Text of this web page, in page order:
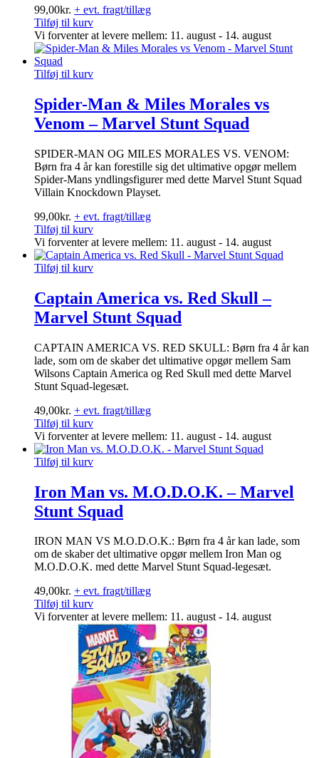
99,00kr. + evt. fragt/tillæg
Tilføj til kurv
Vi forventer at levere mellem: 11. august - 14. august
Tilføj til kurv
Spider-Man & Miles Morales vs
Venom – Marvel Stunt Squad
SPIDER-MAN OG MILES MORALES VS. VENOM:
Børn fra 4 år kan forestille sig det ultimative opgør mellem
Spider-Mans yndlingsfigurer med dette Marvel Stunt Squad
Villain Knockdown Playset.
99,00kr. + evt. fragt/tillæg
Tilføj til kurv
Vi forventer at levere mellem: 11. august - 14. august
Tilføj til kurv
Captain America vs. Red Skull –
Marvel Stunt Squad
CAPTAIN AMERICA VS. RED SKULL: Børn fra 4 år kan
lade, som om de skaber det ultimative opgør mellem Sam
Wilsons Captain America og Red Skull med dette Marvel
Stunt Squad-legesæt.
49,00kr. + evt. fragt/tillæg
Tilføj til kurv
Vi forventer at levere mellem: 11. august - 14. august
Tilføj til kurv
Iron Man vs. M.O.D.O.K. – Marvel
Stunt Squad
IRON MAN VS M.O.D.O.K.: Børn fra 4 år kan lade, som
om de skaber det ultimative opgør mellem Iron Man og
M.O.D.O.K. med dette Marvel Stunt Squad-legesæt.
49,00kr. + evt. fragt/tillæg
Tilføj til kurv
Vi forventer at levere mellem: 11. august - 14. august